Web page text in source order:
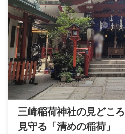
三崎稲荷神社の見どこ
見守る「清めの稲荷」